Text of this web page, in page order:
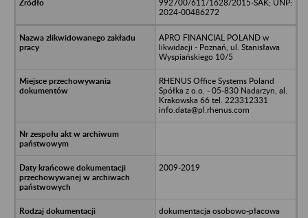
992700/611/1628/2015-SAK; UNP:
2024-00486272
APRO FINANCIAL POLAND w
likwidacji - Poznań, ul. Stanisława
Wyspiańskiego 10/5
RHENUS Office Systems Poland
Spółka z o.o. - 05-830 Nadarzyn, al.
Krakowska 66 tel. 223312331
info.data@pl.rhenus.com
2009-2019
dokumentacja osobowo-płacowa